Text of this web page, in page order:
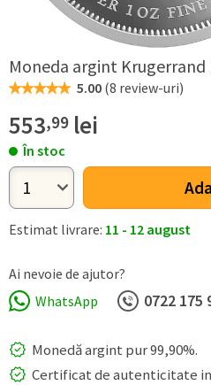
Moneda argint Krugerrand
5.00 (8 review-uri)
553,99 lei
În stoc
Estimat livrare: 11 - 12 august
Ai nevoie de ajutor?
WhatsApp
0722 ​175
Monedă argint pur 99,90%.
Certificat de autenticitate